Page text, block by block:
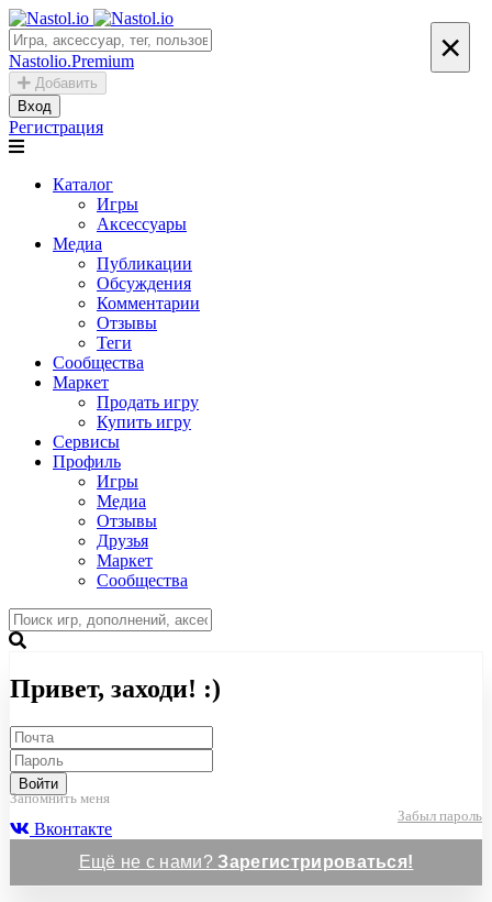
Nastolio.Premium
Добавить
Вход
Регистрация
Каталог
Игры
Аксессуары
Медиа
Публикации
Обсуждения
Комментарии
Отзывы
Теги
Сообщества
Маркет
Продать игру
Купить игру
Сервисы
Профиль
Игры
Медиа
Отзывы
Друзья
Маркет
Сообщества
×
Привет, заходи! :)
Войти
Запомнить меня
Забыл пароль
Вконтакте
Ещё не с нами?Зарегистрироваться!